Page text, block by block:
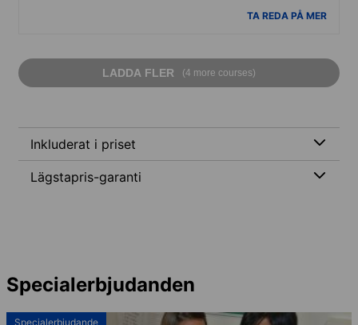
TA REDA PÅ MER
LADDA FLER (4 more courses)
Inkluderat i priset
Lägstapris-garanti
Specialerbjudanden
Specialerbjudande